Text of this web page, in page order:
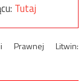
Tutaj
Prawnej Litwin: